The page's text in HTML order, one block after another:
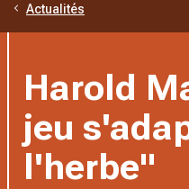
Aller au contenu principal
Actualités
Harold
jeu
l'herbe"